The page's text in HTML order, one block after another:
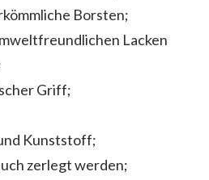
Borsten;
Lacken
Griff;
Kunststoff;
zerlegt werden;